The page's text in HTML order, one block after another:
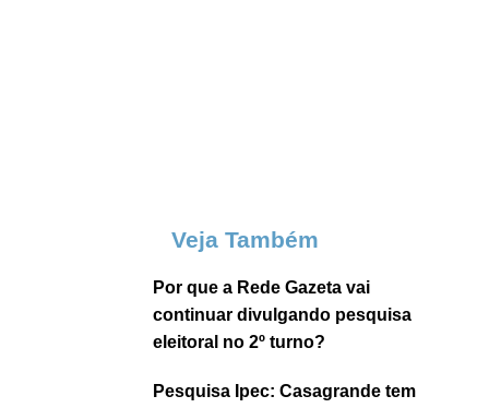
Veja Também
Por que a Rede Gazeta vai
continuar divulgando pesquisa
eleitoral no 2º turno?
Pesquisa Ipec: Casagrande tem